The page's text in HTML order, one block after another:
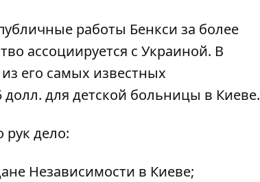
работы Бенкси за более
ассоциируется с Украиной. В
его самых известных
для детской больницы в Киеве.
дело:
Независимости в Киеве;